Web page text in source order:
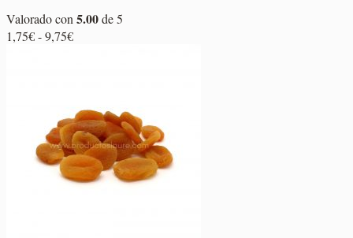
Valorado con 5.00de 5
1,75€-9,75€Rango
hasta
9,75€